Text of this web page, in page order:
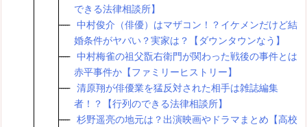
できる法律相談所】
中村俊介（俳優）はマザコン！？イケメンだけど結
婚条件がヤバい？実家は？【ダウンタウンなう】
中村梅雀の祖父翫右衛門が関わった戦後の事件とは
赤平事件か【ファミリーヒストリー】
清原翔が俳優業を猛反対された相手は雑誌編集
者！？【行列のできる法律相談所】
杉野遥亮の地元は？出演映画やドラマまとめ【高校